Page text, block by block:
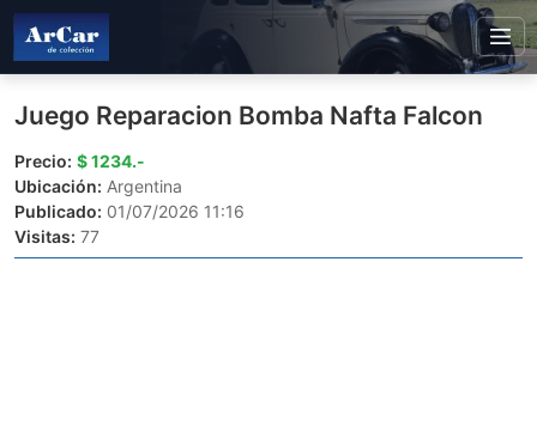
Juego Reparacion Bomba Nafta Falcon
Precio: $ 1234.-
Ubicación: Argentina
Publicado: 01/07/2026 11:16
Visitas: 77